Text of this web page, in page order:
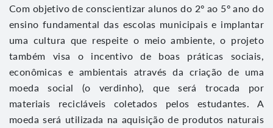
Com objetivo de conscientizar alunos do 2º ao 5º ano do
ensino fundamental das escolas municipais e implantar
uma cultura que respeite o meio ambiente, o projeto
também visa o incentivo de boas práticas sociais,
econômicas e ambientais através da criação de uma
moeda social (o verdinho), que será trocada por
materiais recicláveis coletados pelos estudantes. A
moeda será utilizada na aquisição de produtos naturais